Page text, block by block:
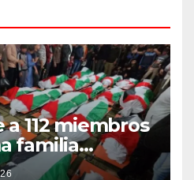
a 112 miembros
familia
el